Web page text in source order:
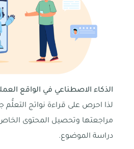
الذكاء الاصطناعي في الواقع
لذا احرص على قراءة نواتج التعلُّم
مراجعتها وتحصيل المحتوى
دراسة الموضوع.